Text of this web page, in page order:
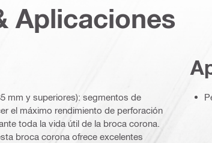
Aplicaciones
mm y superiores): segmentos de
el máximo rendimiento de perforación
toda la vida útil de la broca corona.
broca corona ofrece excelentes